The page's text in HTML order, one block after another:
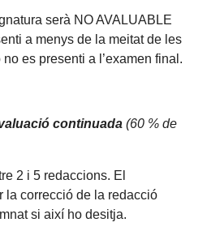
serà NO AVALUABLE
a menys de la meitat de les
es presenti a l’examen final.
continuada(60 % de
2 i 5 redaccions. El
la correcció de la redacció
si així ho desitja.